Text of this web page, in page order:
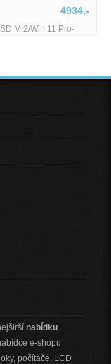
4934,-
M.2/Win 11 Pro-
nabídku
e-shopu
počítače, LCD